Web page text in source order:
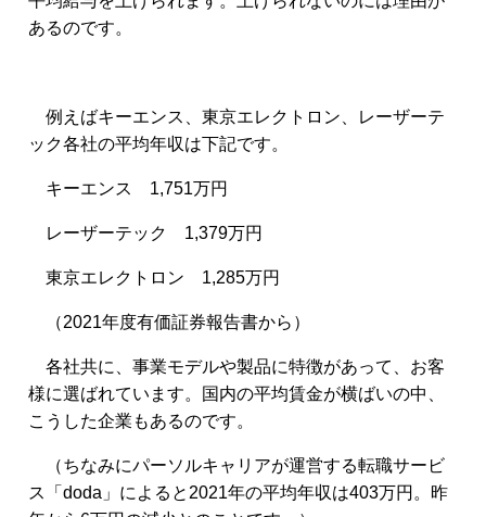
あるのです。
例えばキーエンス、東京エレクトロン、レーザーテ
ック各社の平均年収は下記です。
キーエンス 1,751万円
レーザーテック 1,379万円
東京エレクトロン 1,285万円
（2021年度有価証券報告書から）
各社共に、事業モデルや製品に特徴があって、お客
様に選ばれています。国内の平均賃金が横ばいの中、
こうした企業もあるのです。
（ちなみにパーソルキャリアが運営する転職サービ
ス「doda」によると2021年の平均年収は403万円。昨